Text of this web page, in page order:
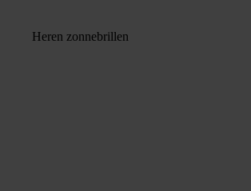
Heren zonnebrillen